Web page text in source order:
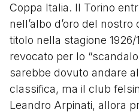
Coppa Italia. Il Torino
nell’albo d’oro del
titolo nella stagione 1926/
revocato per lo
sarebbe dovuto andare
classifica, ma il club
Leandro Arpinati, allora